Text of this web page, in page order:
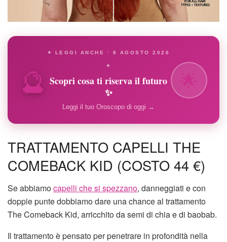
🔮
✦ LEGGI ANCHE · 8 AGOSTO 2026
✦
Scopri cosa ti riserva il futuro
✨
Leggi il tuo Oroscopo di oggi →
TRATTAMENTO CAPELLI THE
COMEBACK KID (COSTO 44 €)
Se abbiamocapelli che si spezzano, danneggiati e con
doppie punte dobbiamo dare una chance al trattamento
The Comeback Kid, arricchito da semi di chia e di baobab.
Il trattamento è pensato per penetrare in profondità nella